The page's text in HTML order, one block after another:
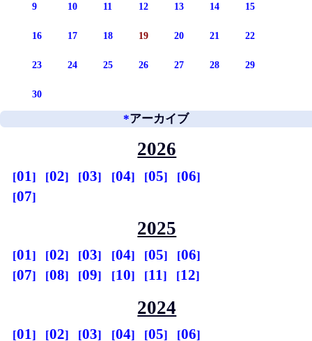
9 10 11 12 13 14 15
16 17 18 19 20 21 22
23 24 25 26 27 28 29
30
*アーカイブ
2026
01 02 03 04 05
06
07
2025
01 02 03 04 05
06
07
08 09 10 11 12
2024
01 02 03 04 05
06